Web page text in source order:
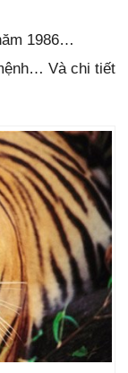
1986…
Và chi tiết